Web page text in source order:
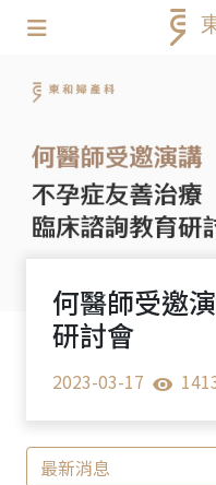
何醫師受邀
研討會
2023-03-17
最新消息